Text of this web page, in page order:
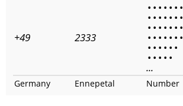
+49 2333
• • • • • • •
• • • • • • •
• • • • • • •
• • • • • • •
• • • • • •
• • • • •
...
Germany Ennepetal Number